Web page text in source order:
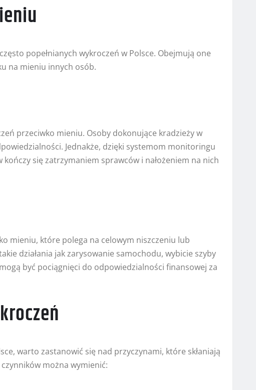
popełnianych wykroczeń w Polsce. Obejmują one
na mieniu innych osób.
przeciwko mieniu. Osoby dokonujące kradzieży w
Jednakże, dzięki systemom monitoringu
się zatrzymaniem sprawców i nałożeniem na nich
mieniu, które polega na celowym niszczeniu lub
działania jak zarysowanie samochodu, wybicie szyby
być pociągnięci do odpowiedzialności finansowej za
warto zastanowić się nad przyczynami, które skłaniają
można wymienić: